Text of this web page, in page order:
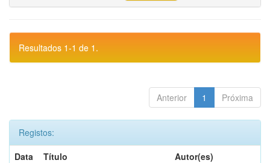
Resultados 1-1 de 1.
Anterior 1 Próxima
Registos:
Data
Título
Autor(es)